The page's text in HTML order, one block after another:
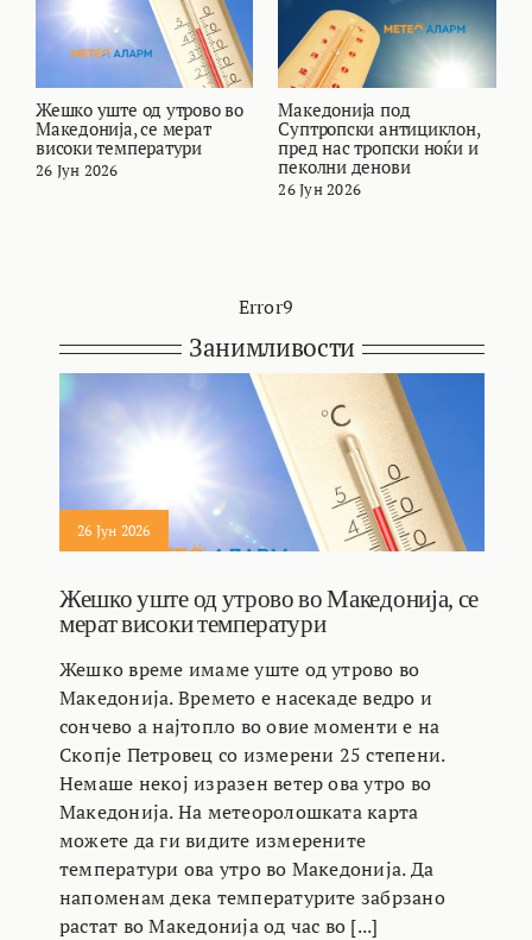
Жешко уште од утрово во
Македонија, се мерат
високи температури
26 Јун 2026
Македонија под
Суптропски антициклон,
пред нас тропски ноќи и
пеколни денови
26 Јун 2026
Error9
Занимливости
26 Јун 2026
Жешко уште од утрово во Македонија, се
мерат високи температури
Жешко време имаме уште од утрово во
Македонија. Времето е насекаде ведро и
сончево а најтопло во овие моменти е на
Скопје Петровец со измерени 25 степени.
Немаше некој изразен ветер ова утро во
Македонија. На метеоролошката карта
можете да ги видите измерените
температури ова утро во Македонија. Да
напоменам дека температурите забрзано
растат во Македонија од час во [...]